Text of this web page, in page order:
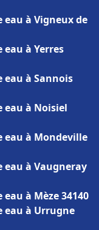
à Vigneux de
à Yerres
à Sannois
à Noisiel
à Mondeville
à Vaugneray
à Mèze 34140
à Urrugne